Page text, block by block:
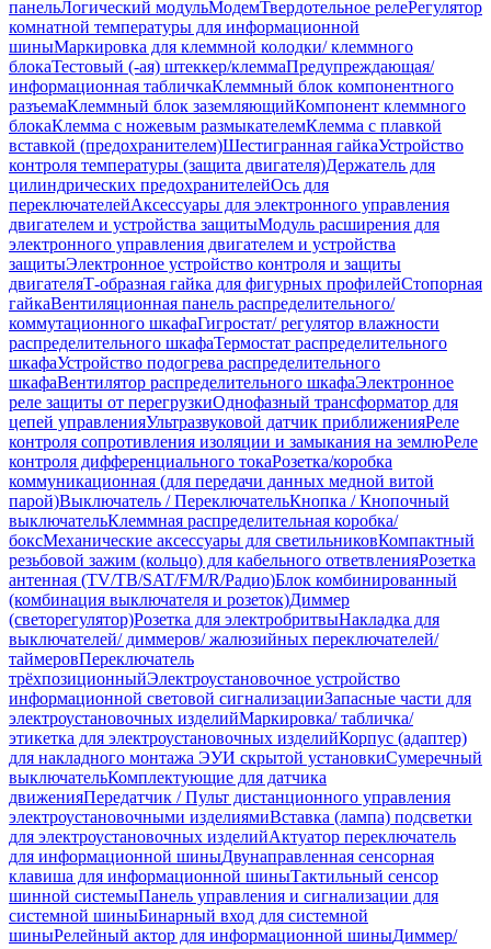
панельЛогический модульМодемТвердотельное релеРегулятор
комнатной температуры для информационной
шиныМаркировка для клеммной колодки/ клеммного
блокаТестовый (-ая) штеккер/клеммаПредупреждающая/
информационная табличкаКлеммный блок компонентного
разъемаКлеммный блок заземляющийКомпонент клеммного
блокаКлемма с ножевым размыкателемКлемма с плавкой
вставкой (предохранителем)Шестигранная гайкаУстройство
контроля температуры (защита двигателя)Держатель для
цилиндрических предохранителейОсь для
переключателейАксессуары для электронного управления
двигателем и устройства защитыМодуль расширения для
электронного управления двигателем и устройства
защитыЭлектронное устройство контроля и защиты
двигателяТ-образная гайка для фигурных профилейСтопорная
гайкаВентиляционная панель распределительного/
коммутационного шкафаГигростат/ регулятор влажности
распределительного шкафаТермостат распределительного
шкафаУстройство подогрева распределительного
шкафаВентилятор распределительного шкафаЭлектронное
реле защиты от перегрузкиОднофазный трансформатор для
цепей управленияУльтразвуковой датчик приближенияРеле
контроля сопротивления изоляции и замыкания на землюРеле
контроля дифференциального токаРозетка/коробка
коммуникационная (для передачи данных медной витой
парой)Выключатель / ПереключательКнопка / Кнопочный
выключательКлеммная распределительная коробка/
боксМеханические аксессуары для светильниковКомпактный
резьбовой зажим (кольцо) для кабельного ответвленияРозетка
антенная (TV/ТВ/SAT/FM/R/Радио)Блок комбинированный
(комбинация выключателя и розеток)Диммер
(светорегулятор)Розетка для электробритвыНакладка для
выключателей/ диммеров/ жалюзийных переключателей/
таймеровПереключатель
трёхпозиционныйЭлектроустановочное устройство
информационной световой сигнализацииЗапасные части для
электроустановочных изделийМаркировка/ табличка/
этикетка для электроустановочных изделийКорпус (адаптер)
для накладного монтажа ЭУИ скрытой установкиСумеречный
выключательКомплектующие для датчика
движенияПередатчик / Пульт дистанционного управления
электроустановочными изделиямиВставка (лампа) подсветки
для электроустановочных изделийАктуатор переключатель
для информационной шиныДвунаправленная сенсорная
клавиша для информационной шиныТактильный сенсор
шинной системыПанель управления и сигнализации для
системной шиныБинарный вход для системной
шиныРелейный актор для информационной шиныДиммер/